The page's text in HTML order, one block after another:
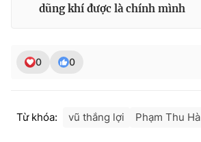
dũng khí được là chính mình
0 0
Từ khóa: vũ thắng lợi Phạm Thu Hà